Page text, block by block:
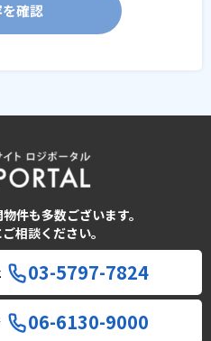
確認
件も多数ございます。
相談ください。
03-5797-7824
06-6130-9000